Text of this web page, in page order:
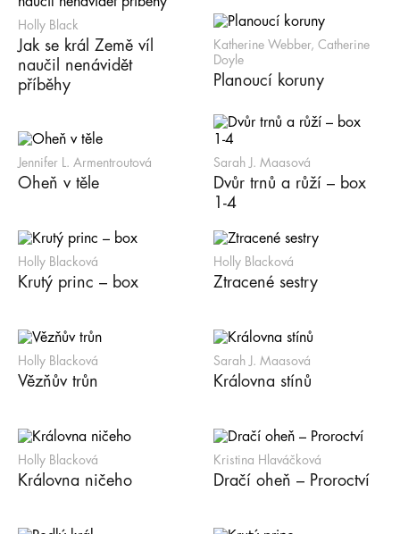
Holly Black
Jak se král Země víl
naučil nenávidět
příběhy
Katherine Webber, Catherine
Doyle
Planoucí koruny
Jennifer L. Armentroutová
Oheň v těle
Sarah J. Maasová
Dvůr trnů a růží – box
1-4
Holly Blacková
Krutý princ – box
Holly Blacková
Ztracené sestry
Holly Blacková
Vězňův trůn
Sarah J. Maasová
Královna stínů
Holly Blacková
Královna ničeho
Kristina Hlaváčková
Dračí oheň – Proroctví